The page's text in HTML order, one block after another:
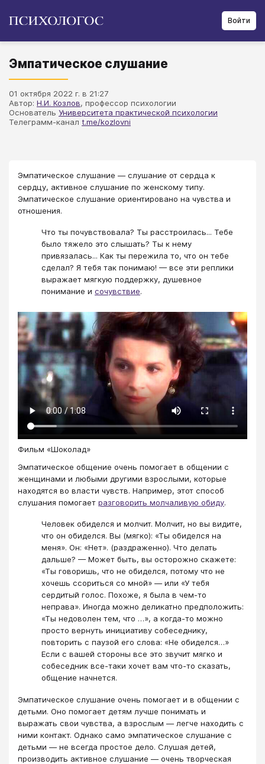
Войти
Эмпатическое слушание
01 октября 2022 г. в 21:27
Автор: Н.И. Козлов, профессор психологии
Основатель Университета практической психологии
Телеграмм-канал t.me/kozlovni
Эмпатическое слушание — слушание от сердца к
сердцу, активное слушание по женскому типу.
Эмпатическое слушание ориентировано на чувства и
отношения.
Что ты почувствовала? Ты расстроилась... Тебе
было тяжело это слышать? Ты к нему
привязалась... Как ты пережила то, что он тебе
сделал? Я тебя так понимаю! — все эти реплики
выражает мягкую поддержку, душевное
понимание и сочувствие.
Фильм «Шоколад»
Эмпатическое общение очень помогает в общении с
женщинами и любыми другими взрослыми, которые
находятся во власти чувств. Например, этот способ
слушания помогает разговорить молчаливую обиду.
Человек обиделся и молчит. Молчит, но вы видите,
что он обиделся. Вы (мягко): «Ты обиделся на
меня». Он: «Нет». (раздраженно). Что делать
дальше? — Может быть, вы осторожно скажете:
«Ты говоришь, что не обиделся, потому что не
хочешь ссориться со мной» — или «У тебя
сердитый голос. Похоже, я была в чем-то
неправа». Иногда можно деликатно предположить:
«Ты недоволен тем, что …», а когда-то можно
просто вернуть инициативу собеседнику,
повторить с паузой его слова: «Не обиделся…»
Если с вашей стороны все это звучит мягко и
собеседник все-таки хочет вам что-то сказать,
общение начнется.
Эмпатическое слушание очень помогает и в общении с
детьми. Оно помогает детям лучше понимать и
выражать свои чувства, а взрослым — легче находить с
ними контакт. Однако само эмпатическое слушание с
детьми — не всегда простое дело. Слушая детей,
производить активное слушание — очень творческая